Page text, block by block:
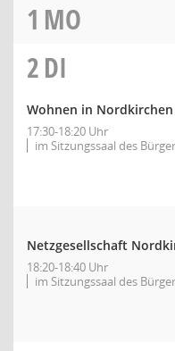
1 MO
2DI
Wohnen in Nordkirchen
17:30-18:20 Uhr
im Sitzungssaal des
Netzgesellschaft
18:20-18:40 Uhr
im Sitzungssaal des